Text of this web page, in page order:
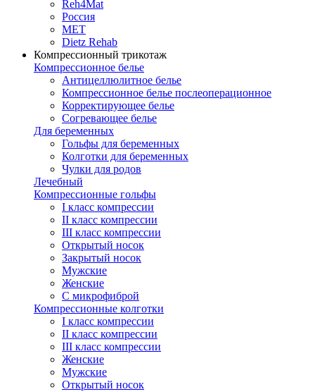
Reh4Mat
Россия
МЕТ
Dietz Rehab
Компрессионный трикотаж
Компрессионное белье
Антицеллюлитное белье
Компрессионное белье послеоперационное
Корректирующее белье
Согревающее белье
Для беременных
Гольфы для беременных
Колготки для беременных
Чулки для родов
Лечебный
Компрессионные гольфы
I класс компрессии
II класс компрессии
III класс компрессии
Открытый носок
Закрытый носок
Мужские
Женские
С микрофиброй
Компрессионные колготки
I класс компрессии
II класс компрессии
III класс компрессии
Женские
Мужские
Открытый носок